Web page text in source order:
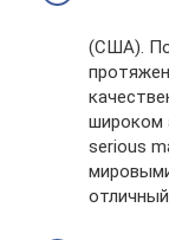
(США).
широком
serious